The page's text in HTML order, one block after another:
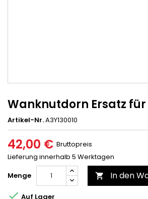
Wanknutdorn Ersatz für
Artikel-Nr.A3Y130010
42,00 € Bruttopreis
Lieferung innerhalb 5 Werktagen
Menge
 In den
 Auf Lager